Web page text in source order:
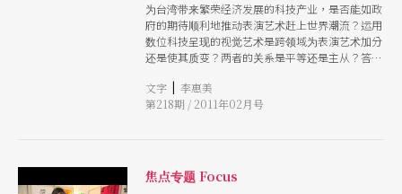
为台湾带来繁荣经济发展的科技产业，是否能如政
府的期待顺利地推动表演艺术赶上世界潮流？运用
数位科技呈现的视觉艺术是跨领域为表演艺术加分
还是使其质变？两者的关系是平等还是主从？答案
风潮中找到。
文字 | 李惠美
第218期 / 2011年02月号
焦点专题 Focus